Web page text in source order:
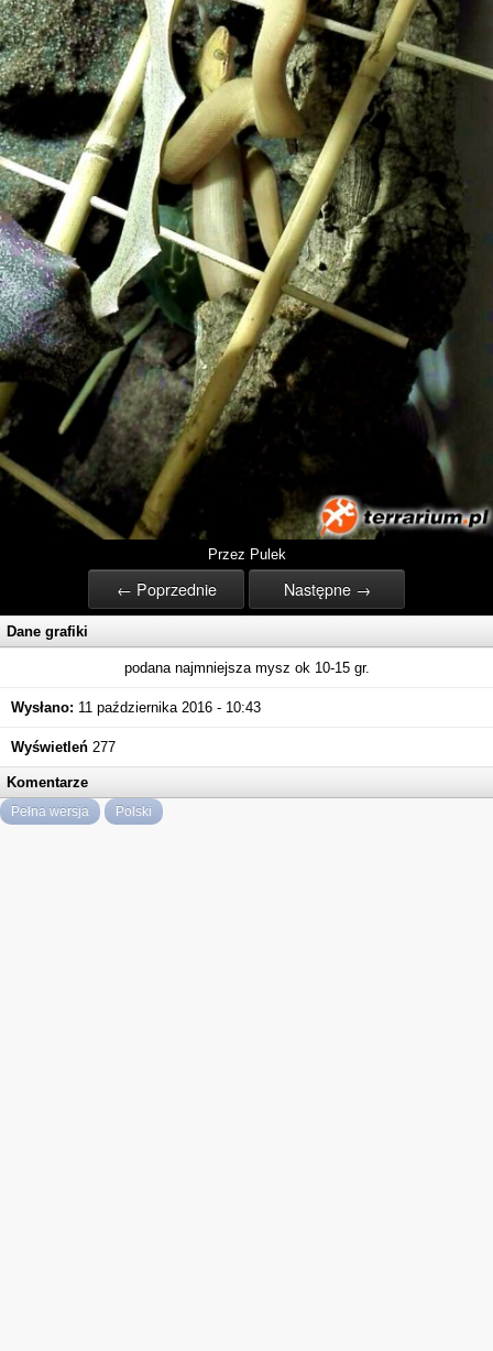
Przez Pulek
← Poprzednie Następne →
Dane grafiki
podana najmniejsza mysz ok 10-15 gr.
Wysłano: 11 października 2016 - 10:43
Wyświetleń 277
Komentarze
Pełna wersja Polski